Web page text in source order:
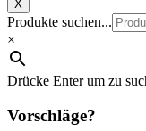
X
Produkte suchen...
×
Drücke Enter um zu
Vorschläge?